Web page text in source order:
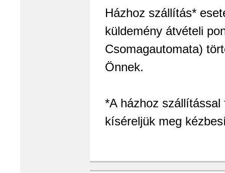
Házhoz szállítás*
küldemény átvételi
Csomagautomata)
Önnek.
*A házhoz
kíséreljük meg